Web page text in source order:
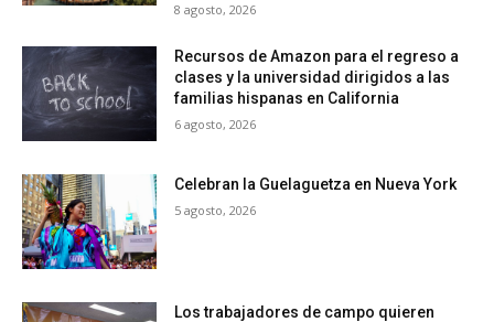
8 agosto, 2026
Recursos de Amazon para el regreso a
clases y la universidad dirigidos a las
familias hispanas en California
6 agosto, 2026
Celebran la Guelaguetza en Nueva York
5 agosto, 2026
Los trabajadores de campo quieren